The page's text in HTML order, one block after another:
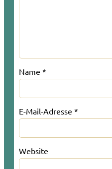
Name *
E-Mail-Adresse *
Website